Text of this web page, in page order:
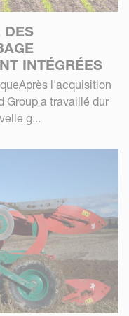
DES
INTÉGRÉES
l'acquisition
Group a travaillé dur
g...